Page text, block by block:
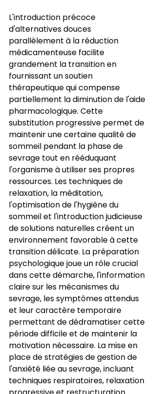
L'introduction précoce
d'alternatives douces
parallèlement à la réduction
médicamenteuse facilite
grandement la transition en
fournissant un soutien
thérapeutique qui compense
partiellement la diminution de l'aide
pharmacologique. Cette
substitution progressive permet de
maintenir une certaine qualité de
sommeil pendant la phase de
sevrage tout en rééduquant
l'organisme à utiliser ses propres
ressources. Les techniques de
relaxation, la méditation,
l'optimisation de l'hygiène du
sommeil et l'introduction judicieuse
de solutions naturelles créent un
environnement favorable à cette
transition délicate. La préparation
psychologique joue un rôle crucial
dans cette démarche, l'information
claire sur les mécanismes du
sevrage, les symptômes attendus
et leur caractère temporaire
permettant de dédramatiser cette
période difficile et de maintenir la
motivation nécessaire. La mise en
place de stratégies de gestion de
l'anxiété liée au sevrage, incluant
techniques respiratoires, relaxation